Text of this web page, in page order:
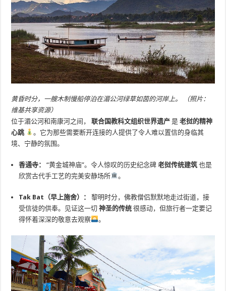
黄昏时分，一艘木制慢船停泊在湄公河绿草如茵的河岸上。 （照片：
维基共享资源）
位于湄公河和南康河之间，联合国教科文组织世界遗产 是老挝的精神
心跳
。它为那些需要断开连接的人提供了令人难以置信的身临其
境、宁静的氛围。
香通寺： “黄金城神庙”。令人惊叹的历史纪念碑老挝传统建筑 也是
欣赏古代手工艺的完美安静场所
。
Tak Bat（早上施舍）：
黎明时分，佛教僧侣默默地走过街道，接
受信徒的供奉。见证这一切神圣的传统 很感动，但旅行者一定要记
得怀着深深的敬意去观察
。